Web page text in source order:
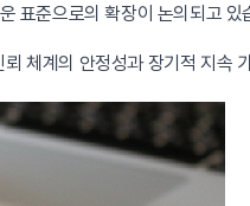
표준으로의 확장이 논의되고 있
체계의 안정성과 장기적 지속